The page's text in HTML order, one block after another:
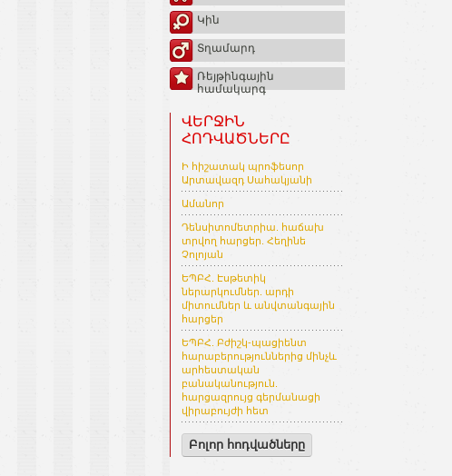
Կին
Տղամարդ
Ռեյթինգային
համակարգ
ՎԵՐՋԻՆ
ՀՈԴՎԱԾՆԵՐԸ
Ի հիշատակ պրոֆեսոր
Արտավազդ Սահակյանի
Ամանոր
Դենսիտոմետրիա. հաճախ
տրվող հարցեր. Հեղինե
Չոլոյան
ԵՊԲՀ. Էսթետիկ
ներարկումներ. արդի
միտումներ և անվտանգային
հարցեր
ԵՊԲՀ. Բժիշկ-պացիենտ
հարաբերություններից մինչև
արհեստական
բանականություն.
հարցազրույց գերմանացի
վիրաբույժի հետ
Բոլոր հոդվածները